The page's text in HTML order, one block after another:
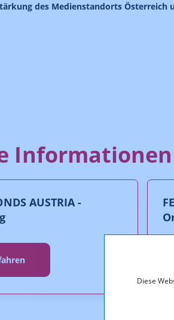
Diese
des Medienstandorts
Informationen
AUSTRIA -